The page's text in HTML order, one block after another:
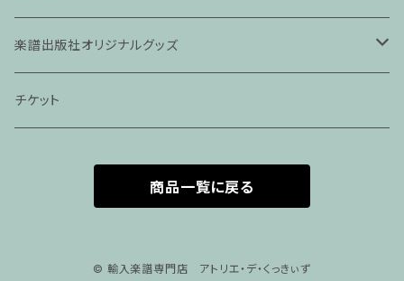
ピアノ科４５分レッスン
家族割プラン
家族割適用プラン2
声楽ピアノ４５分レッスン
ヴァイオリンピアノ６０分レッスン
楽譜出版社オリジナルグッズ
アパレル
チケット
商品一覧に戻る
© 輸入楽譜専門店 アトリエ・デ・くっきぃず